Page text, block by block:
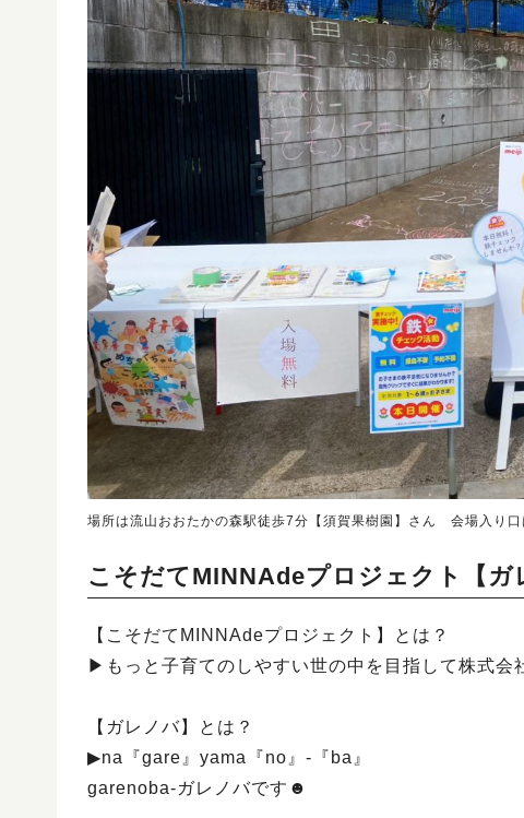
場所は流山おおたかの森駅徒歩7分【須賀果樹園】さん 会場入り口
こそだてMINNAdeプロジェクト【ガ
【こそだてMINNAdeプロジェクト】とは？
▶︎もっと子育てのしやすい世の中を目指して株式会
【ガレノバ】とは？
▶︎na『gare』yama『no』-『ba』
garenoba-ガレノバです☻